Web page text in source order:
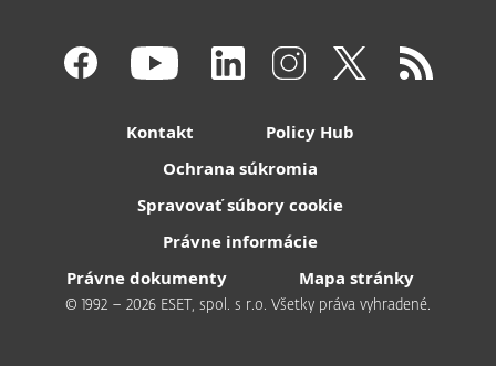
Kontakt
Policy Hub
Ochrana súkromia
Spravovať súbory cookie
Právne informácie
Právne dokumenty
Mapa stránky
© 1992 – 2026 ESET, spol. s r.o. Všetky práva vyhradené.